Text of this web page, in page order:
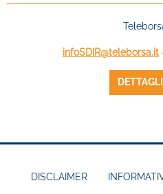
infoSDIR@teleborsa.it
DETTAGLI
DISCLAIMER